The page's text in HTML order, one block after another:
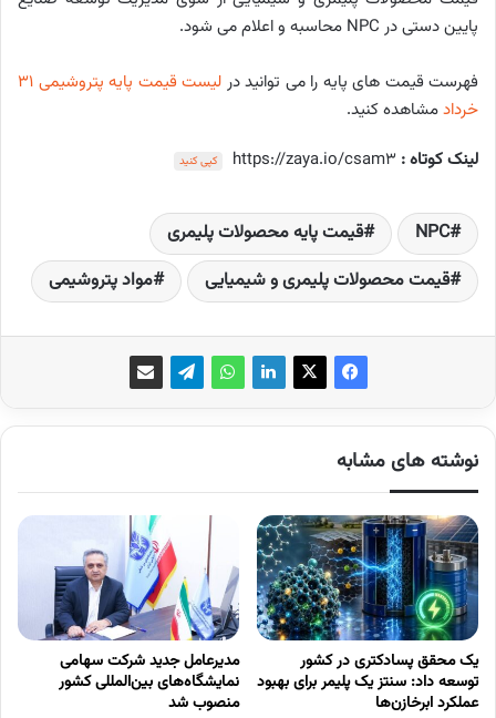
پایین دستی در NPC محاسبه و اعلام می شود.
فهرست قیمت های پایه را می توانید در
لیست قیمت پایه پتروشیمی ۳۱
خردادمشاهده کنید.
لینک کوتاه : https://zaya.io/csam3 کپی کنید
NPC
قیمت پایه محصولات پلیمری
قیمت محصولات پلیمری و شیمیایی
مواد پتروشیمی
نوشته های مشابه
یک محقق پسادکتری در کشور
توسعه داد: سنتز یک پلیمر برای بهبود
عملکرد ابرخازن‌ها
مدیرعامل جدید شرکت سهامی
نمایشگاه‌های بین‌المللی کشور
منصوب شد